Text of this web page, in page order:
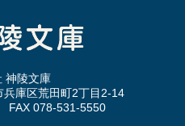
神陵文庫
庫区荒田町2丁目2-14
FAX 078-531-5550